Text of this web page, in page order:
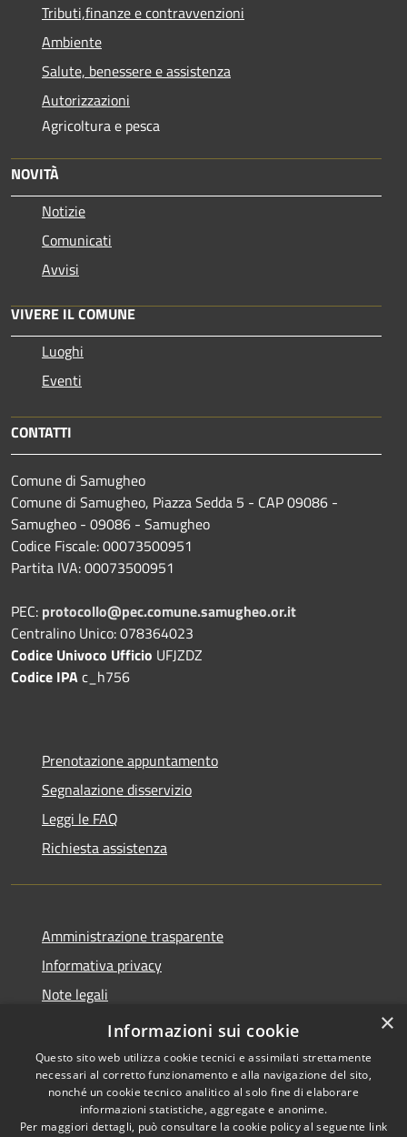
Tributi,finanze e contravvenzioni
Ambiente
Salute, benessere e assistenza
Autorizzazioni
Agricoltura e pesca
NOVITÀ
Notizie
Comunicati
Avvisi
VIVERE IL COMUNE
Luoghi
Eventi
CONTATTI
Comune di Samugheo
Comune di Samugheo, Piazza Sedda 5 - CAP 09086 -
Samugheo - 09086 - Samugheo
Codice Fiscale: 00073500951
Partita IVA: 00073500951
PEC: protocollo@pec.comune.samugheo.or.it
Centralino Unico: 078364023
Codice Univoco Ufficio UFJZDZ
Codice IPAc_h756
Prenotazione appuntamento
Segnalazione disservizio
Leggi le FAQ
Richiesta assistenza
Amministrazione trasparente
Informativa privacy
Note legali
Dichiarazione di accessibilità
Copyright © 2026 • Comune di
×
Informazioni sui cookie
Questo sito web utilizza cookie tecnici e assimilati strettamente
necessari al corretto funzionamento e alla navigazione del sito,
nonché un cookie tecnico analitico al solo fine di elaborare
informazioni statistiche, aggregate e anonime.
Per maggiori dettagli, può consultare la cookie policy al seguente link